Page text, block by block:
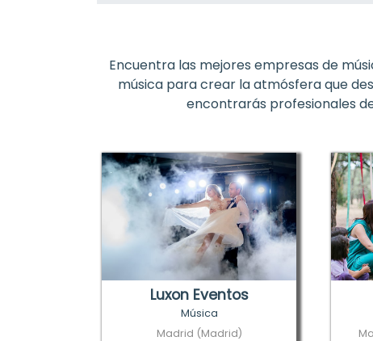
Encuentra las mejores empresas de
música para crear la atmósfera que
encontrarás profesionales
Luxon Eventos
Música
Madrid (Madrid)